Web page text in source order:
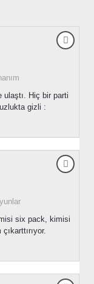
ulaştı. Hiç bir parti
gizli :
six pack, kimisi